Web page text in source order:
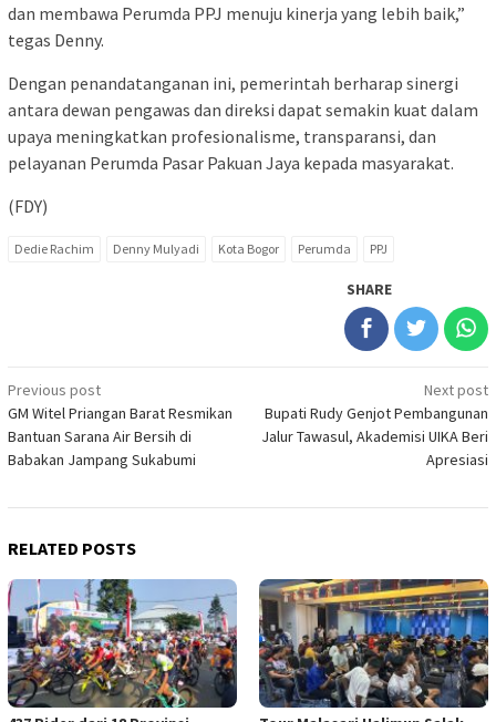
dan membawa Perumda PPJ menuju kinerja yang lebih baik,”
tegas Denny.
Dengan penandatanganan ini, pemerintah berharap sinergi
antara dewan pengawas dan direksi dapat semakin kuat dalam
upaya meningkatkan profesionalisme, transparansi, dan
pelayanan Perumda Pasar Pakuan Jaya kepada masyarakat.
(FDY)
Dedie Rachim Denny Mulyadi Kota Bogor Perumda PPJ
SHARE
Post
navigation
Previous post
GM Witel Priangan Barat Resmikan
Bantuan Sarana Air Bersih di
Babakan Jampang Sukabumi
Next post
Bupati Rudy Genjot Pembangunan
Jalur Tawasul, Akademisi UIKA Beri
Apresiasi
RELATED POSTS